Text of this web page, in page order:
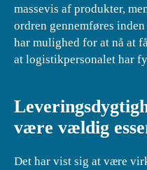
massevis af produkter,
ordren gennemføres
har mulighed for at nå at
at logistikpersonalet har
være vældig
Det har vist sig at være